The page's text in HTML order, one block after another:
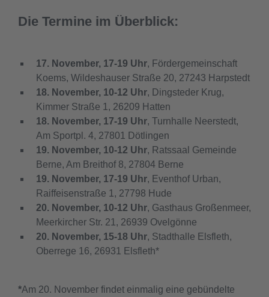
Die Termine im Überblick:
17. November, 17-19 Uhr, Fördergemeinschaft
Koems, Wildeshauser Straße 20, 27243 Harpstedt
18. November, 10-12 Uhr, Dingsteder Krug,
Kimmer Straße 1, 26209 Hatten
18. November, 17-19 Uhr, Turnhalle Neerstedt,
Am Sportpl. 4, 27801 Dötlingen
19. November, 10-12 Uhr, Ratssaal Gemeinde
Berne, Am Breithof 8, 27804 Berne
19. November, 17-19 Uhr, Eventhof Urban,
Raiffeisenstraße 1, 27798 Hude
20. November, 10-12 Uhr, Gasthaus Großenmeer,
Meerkircher Str. 21, 26939 Ovelgönne
20. November, 15-18 Uhr, Stadthalle Elsfleth,
Oberrege 16, 26931 Elsfleth*
*Am 20. November findet einmalig eine gebündelte